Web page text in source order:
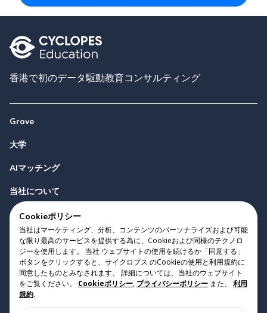
香港で初のデータ駆動教育コンサルティング
Grove
大学
AIマッチング
当社について
お問い合わせ
Copyright 2023 Cyclopes® • v0.31.0
Cookieポリシー • プライバシーポリシー • 利用規約
Cookieポリシー
当社はマーケティング、分析、コンテンツのパーソナライズおよび可能
な限り最高のサービスを提供する為に、Cookieおよび同様のテクノロ
ジーを使用します。 当社 ウェブサイトの使用を続けるか「同意する」
ボタンをクリックすると、サイクロプス のCookieの使用と利用規約に
同意したものとみなされます。 詳細については、当社のウェブサイト
をご覧ください。
Cookieポリシー, プライバシーポリシー また、
利用
規約.